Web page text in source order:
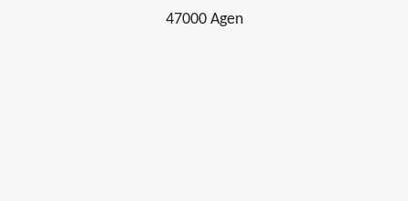
47000 Agen